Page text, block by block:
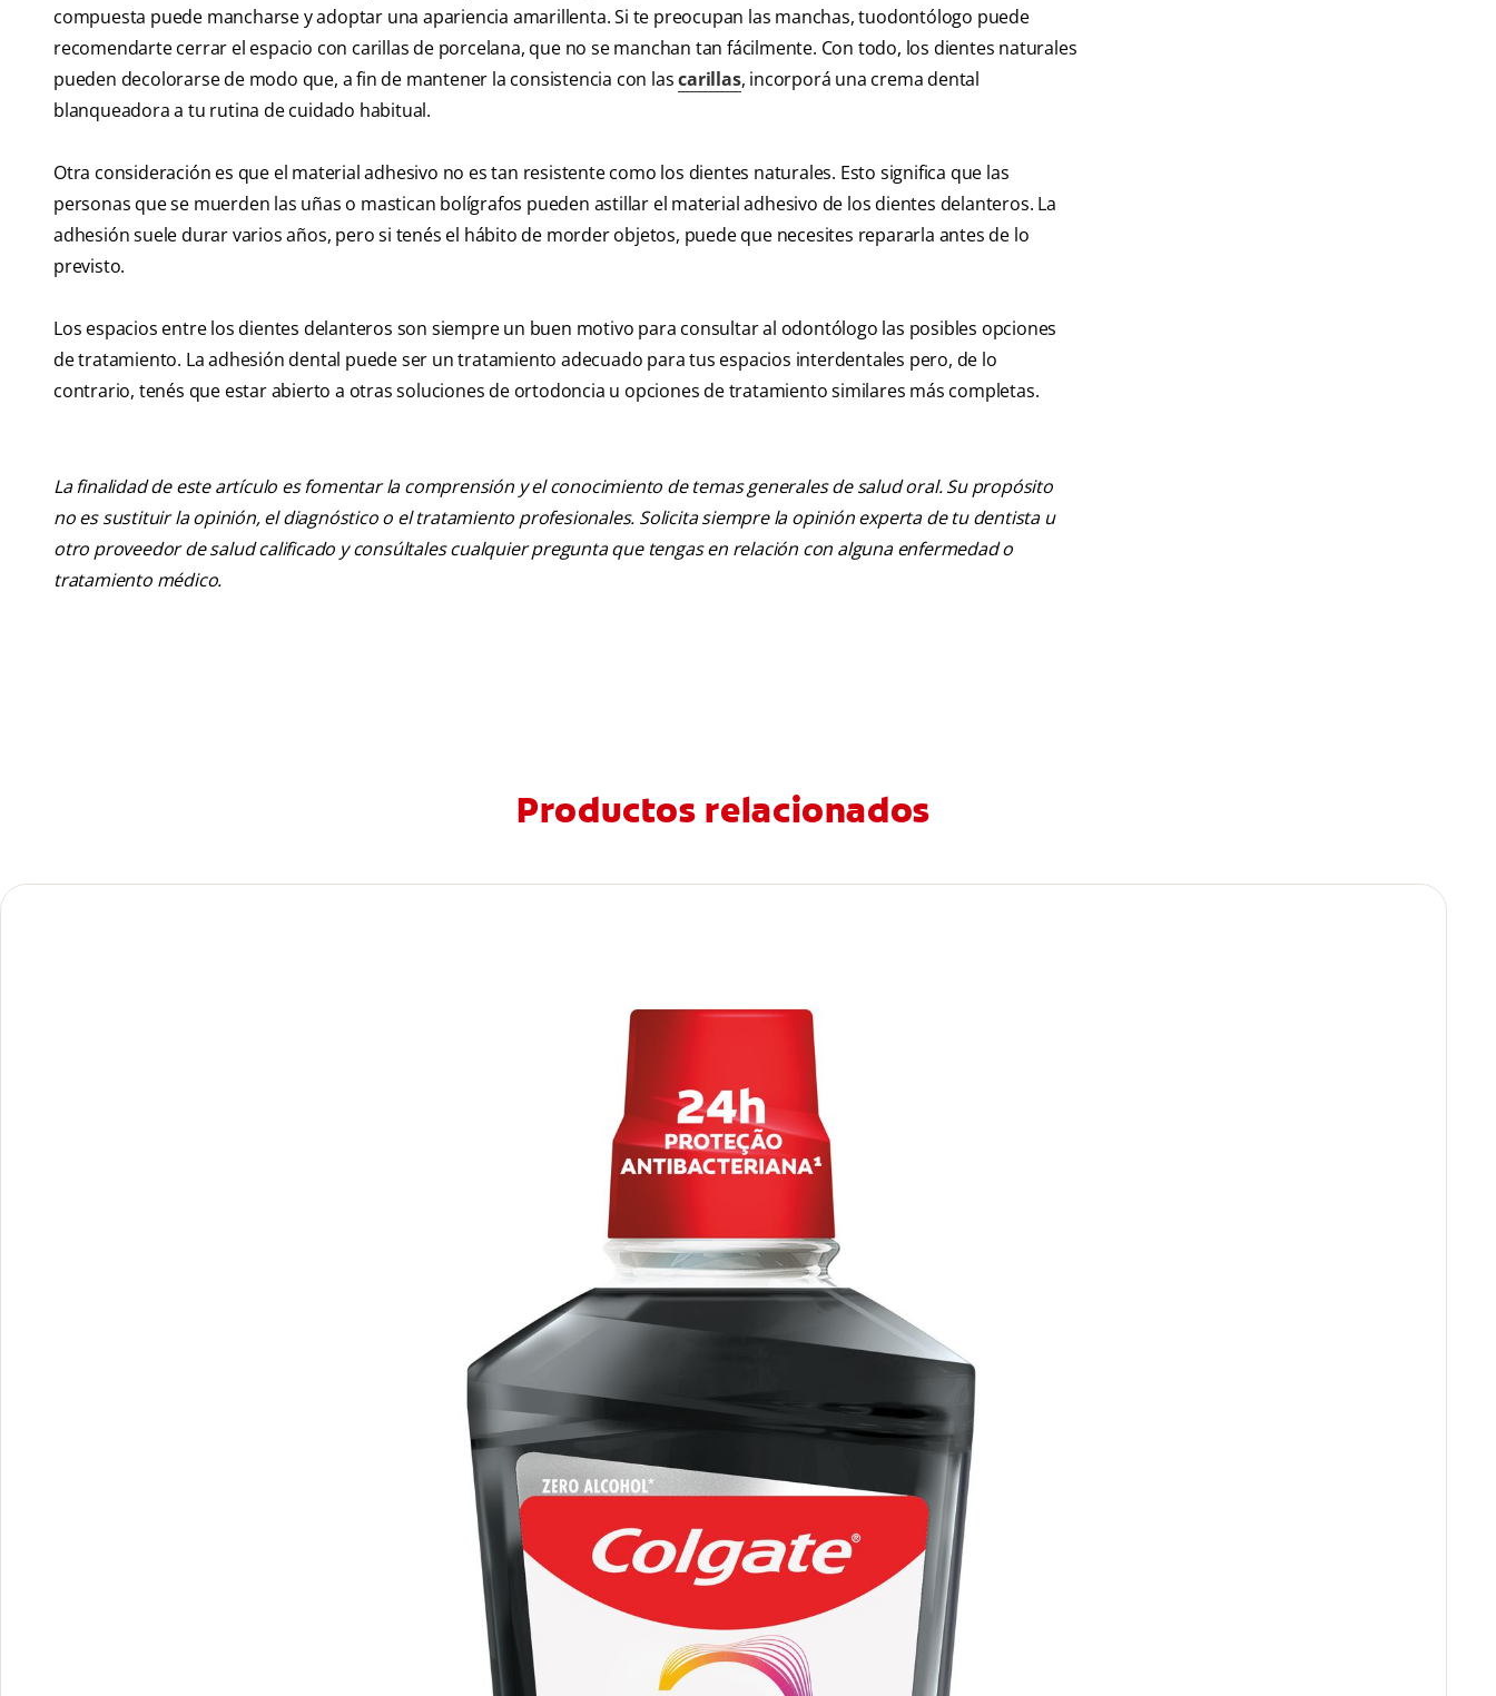
compuesta puede mancharse y adoptar una apariencia amarillenta. Si te preocupan las manchas, tuodontólogo puede
recomendarte cerrar el espacio con carillas de porcelana, que no se manchan tan fácilmente. Con todo, los dientes naturales
pueden decolorarse de modo que, a fin de mantener la consistencia con lascarillas, incorporá una crema dental
blanqueadora a tu rutina de cuidado habitual.
Otra consideración es que el material adhesivo no es tan resistente como los dientes naturales. Esto significa que las
personas que se muerden las uñas o mastican bolígrafos pueden astillar el material adhesivo de los dientes delanteros. La
adhesión suele durar varios años, pero si tenés el hábito de morder objetos, puede que necesites repararla antes de lo
previsto.
Los espacios entre los dientes delanteros son siempre un buen motivo para consultar al odontólogo las posibles opciones
de tratamiento. La adhesión dental puede ser un tratamiento adecuado para tus espacios interdentales pero, de lo
contrario, tenés que estar abierto a otras soluciones de ortodoncia u opciones de tratamiento similares más completas.
La finalidad de este artículo es fomentar la comprensión y el conocimiento de temas generales de salud oral. Su propósito
no es sustituir la opinión, el diagnóstico o el tratamiento profesionales. Solicita siempre la opinión experta de tu dentista u
otro proveedor de salud calificado y consúltales cualquier pregunta que tengas en relación con alguna enfermedad o
tratamiento médico.
Productos relacionados